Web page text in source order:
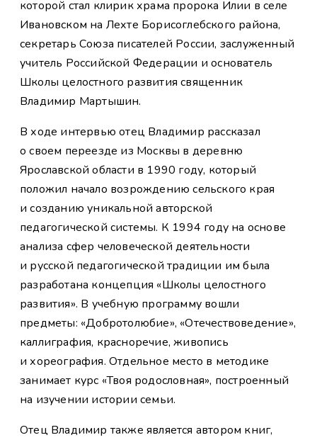
которой стал клирик храма пророка Илии в селе
Ивановском на Лехте Борисоглебского района,
секретарь Союза писателей России, заслуженный
учитель Российской Федерации и основатель
Школы целостного развития священник
Владимир Мартышин.
В ходе интервью отец Владимир рассказал
о своем переезде из Москвы в деревню
Ярославской области в 1990 году, который
положил начало возрождению сельского края
и созданию уникальной авторской
педагогической системы. К 1994 году на основе
анализа сфер человеческой деятельности
и русской педагогической традиции им была
разработана концепция «Школы целостного
развития». В учебную программу вошли
предметы: «Добротолюбие», «Отечествоведение»,
каллиграфия, красноречие, живопись
и хореография. Отдельное место в методике
занимает курс «Твоя родословная», построенный
на изучении истории семьи.
Отец Владимир также является автором книг,